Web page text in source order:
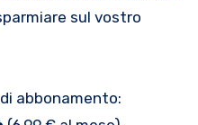
sul vostro
abbonamento: